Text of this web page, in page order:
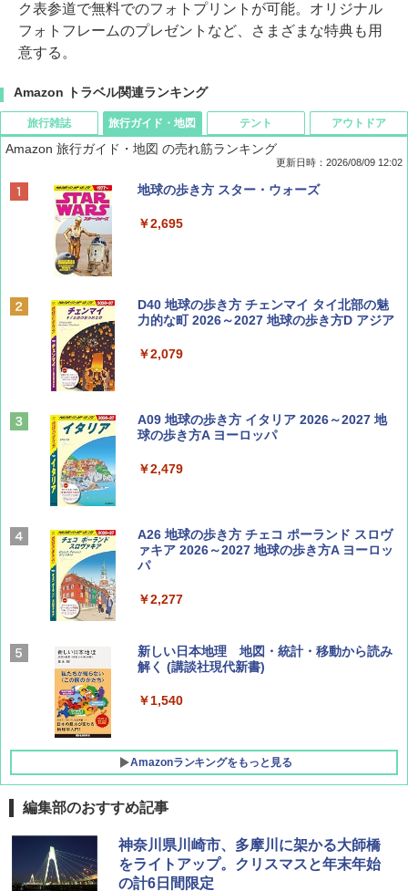
ク表参道で無料でのフォトプリントが可能。オリジナル
フォトフレームのプレゼントなど、さまざまな特典も用
意する。
Amazon トラベル関連ランキング
旅行雑誌
BE-PAL(ビ-パル) 2026年 9 月号【特別付録:
ディズニーファン ２０２６年 ９月号 [雑
誌] (ＤＩＳＮＥＹ ＦＡＮ)
￥713
山と溪谷 2026年8月号「南アルプス大全」
Coyote No.89 特集 星野道夫 夢見る旅
￥1,540
AIRLINE（エアライン）2026年9月号【特
集】ボーイング110周年を祝して！
￥1,760
旅行ガイド・地図
Amazon 旅行ガイド・地図 の売れ筋ランキング
更新日時：2026/08/09 12:02
地球の歩き方 スター・ウォーズ
￥2,695
D40 地球の歩き方 チェンマイ タイ北部の魅
力的な町 2026～2027 地球の歩き方D アジア
￥2,079
A09 地球の歩き方 イタリア 2026～2027 地
球の歩き方A ヨーロッパ
￥2,479
A26 地球の歩き方 チェコ ポーランド スロヴ
ァキア 2026～2027 地球の歩き方A ヨーロッ
パ
￥2,277
新しい日本地理 地図・統計・移動から読み
解く (講談社現代新書)
￥1,540
Amazonランキングをもっと見る
テント
[キャンパーズコレクション 山善] ポップアッ
プテント 傘みたいに広げて畳める パッとサ
ッとサンシェード キューブ フルクローズ メ
ッシュ 簡単設置 ワンタッチテント キャンプ
アウトドア
GRANDOOR ステンレス保冷剤 2個セット 2
026リニューアル 急速冷凍 空間倍増 衛生的
コンパクト 保冷力長持ち
編集部のおすすめ記事
神奈川県川崎市、多摩川に架かる大師橋
をライトアップ。クリスマスと年末年始
の計6日間限定